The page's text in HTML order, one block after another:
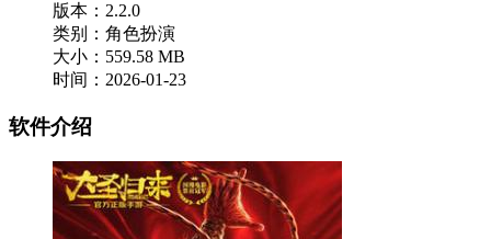
版本：2.2.0
类别：角色扮演
大小：559.58 MB
时间：2026-01-23
软件介绍